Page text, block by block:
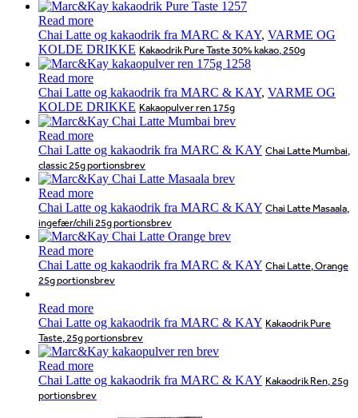
Read more
Chai Latte og kakaodrik fra MARC & KAY, VARME OG
KOLDE DRIKKE Kakaodrik Pure Taste 30% kakao, 250g
Read more
Chai Latte og kakaodrik fra MARC & KAY, VARME OG
KOLDE DRIKKE Kakaopulver ren 175g
Read more
Chai Latte og kakaodrik fra MARC & KAY Chai Latte Mumbai,
classic 25g portionsbrev
Read more
Chai Latte og kakaodrik fra MARC & KAY Chai Latte Masaala,
ingefær/chili 25g portionsbrev
Read more
Chai Latte og kakaodrik fra MARC & KAY Chai Latte, Orange
25g portionsbrev
Read more
Chai Latte og kakaodrik fra MARC & KAY Kakaodrik Pure
Taste, 25g portionsbrev
Read more
Chai Latte og kakaodrik fra MARC & KAY Kakaodrik Ren, 25g
portionsbrev